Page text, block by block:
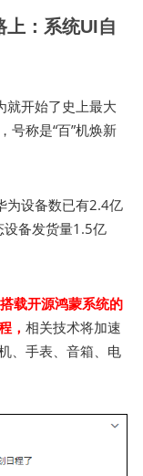
上：系统UI自
就开始了史上最大
号称是“百”机焕新
为设备数已有2.4亿
备发货量1.5亿
搭载开源鸿蒙系统的
， 相关技术将加速
、手表、音箱、电